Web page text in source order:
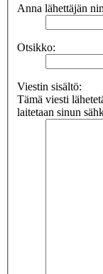
Anna lähettäjän
Otsikko:
Viestin sisältö:
Tämä viesti
laitetaan sinun